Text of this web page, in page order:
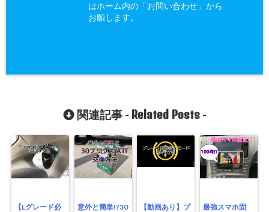
はホーム内の「お問い合わせ」から
お願します。
関連記事 - Related Posts-
【Lグレード必
意外と簡単!?30
【動画あり】プ
最強スマホ固